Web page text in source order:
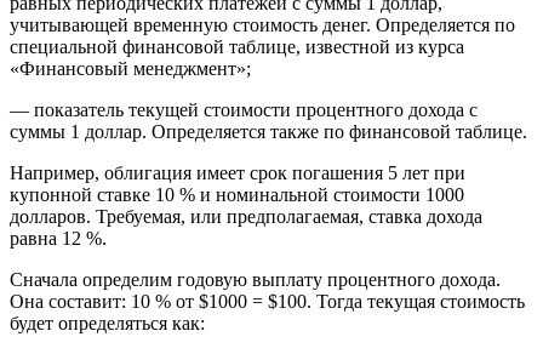
учитывающей временную стоимость денег. Определяется по
специальной финансовой таблице, известной из курса
«Финансовый менеджмент»;
— показатель текущей стоимости процентного дохода с
суммы 1 доллар. Определяется также по финансовой таблице.
Например, облигация имеет срок погашения 5 лет при
купонной ставке 10 % и номинальной стоимости 1000
долларов. Требуемая, или предполагаемая, ставка дохода
равна 12 %.
Сначала определим годовую выплату процентного дохода.
Она составит: 10 % от $1000 = $100. Тогда текущая стоимость
будет определяться как: